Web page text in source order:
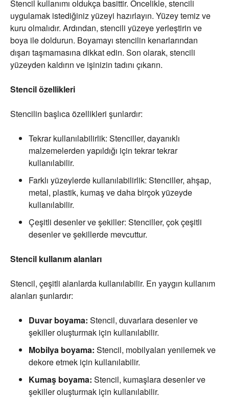
Stencil kullanımı oldukça basittir. Öncelikle, stencili
uygulamak istediğiniz yüzeyi hazırlayın. Yüzey temiz ve
kuru olmalıdır. Ardından, stencili yüzeye yerleştirin ve
boya ile doldurun. Boyamayı stencilin kenarlarından
dışarı taşmamasına dikkat edin. Son olarak, stencili
yüzeyden kaldırın ve işinizin tadını çıkarın.
Stencil özellikleri
Stencilin başlıca özellikleri şunlardır:
Tekrar kullanılabilirlik: Stenciller, dayanıklı
malzemelerden yapıldığı için tekrar tekrar
kullanılabilir.
Farklı yüzeylerde kullanılabilirlik: Stenciller, ahşap,
metal, plastik, kumaş ve daha birçok yüzeyde
kullanılabilir.
Çeşitli desenler ve şekiller: Stenciller, çok çeşitli
desenler ve şekillerde mevcuttur.
Stencil kullanım alanları
Stencil, çeşitli alanlarda kullanılabilir. En yaygın kullanım
alanları şunlardır:
Duvar boyama: Stencil, duvarlara desenler ve
şekiller oluşturmak için kullanılabilir.
Mobilya boyama: Stencil, mobilyaları yenilemek ve
dekore etmek için kullanılabilir.
Kumaş boyama: Stencil, kumaşlara desenler ve
şekiller oluşturmak için kullanılabilir.